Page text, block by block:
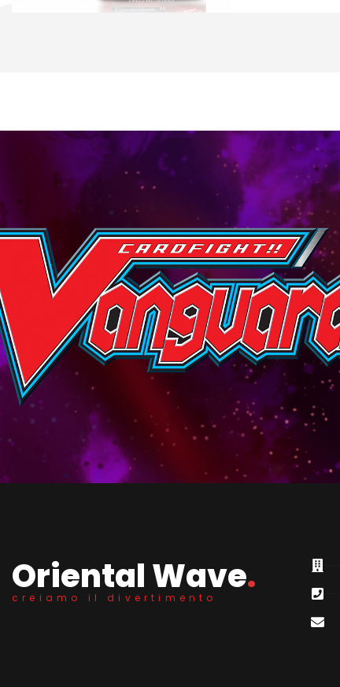
Oriental Wave.
creiamo il divertimento